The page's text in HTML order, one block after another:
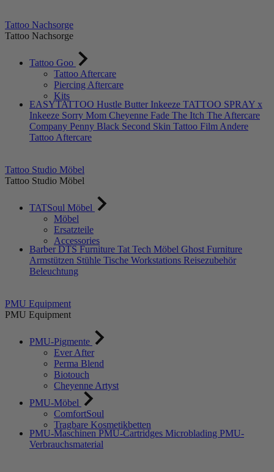
Tattoo Nachsorge
Tattoo Nachsorge
Tattoo Goo
Tattoo Aftercare
Piercing Aftercare
Kits
EASYTATTOO Hustle Butter Inkeeze TATTOO SPRAY x
Inkeeze Sorry Mom Cheyenne Fade The Itch The Aftercare
Company Penny Black Second Skin Tattoo Film Andere
Tattoo Aftercare
Tattoo Studio Möbel
Tattoo Studio Möbel
TATSoul Möbel
Möbel
Ersatzteile
Accessories
Barber DTS Furniture Tat Tech Möbel Ghost Furniture
Armstützen Stühle Tische Workstations Reisezubehör
Beleuchtung
PMU Equipment
PMU Equipment
PMU-Pigmente
Ever After
Perma Blend
Biotouch
Cheyenne Artyst
PMU-Möbel
ComfortSoul
Tragbare Kosmetikbetten
PMU-Maschinen PMU-Cartridges Microblading PMU-
Verbrauchsmaterial